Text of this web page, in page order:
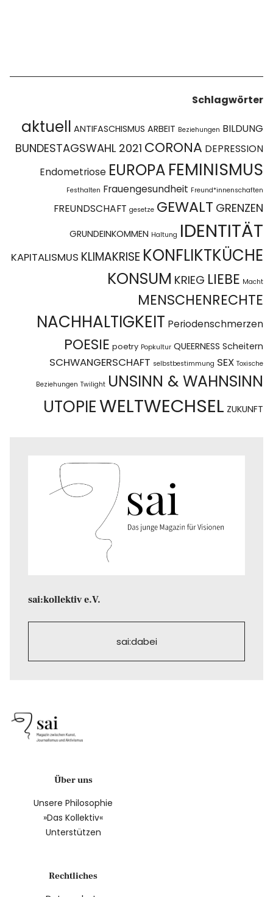
Schlagwörter
aktuell ANTIFASCHISMUS ARBEIT Beziehungen BILDUNG
BUNDESTAGSWAHL 2021 CORONA DEPRESSION
Endometriose EUROPA FEMINISMUS
Festhalten Frauengesundheit Freund*innenschaften
FREUNDSCHAFT gesetze GEWALT GRENZEN
GRUNDEINKOMMEN Haltung IDENTITÄT
KAPITALISMUS KLIMAKRISE KONFLIKTKÜCHE
KONSUM KRIEG LIEBE Macht
MENSCHENRECHTE
NACHHALTIGKEIT Periodenschmerzen
POESIE poetry Popkultur QUEERNESS Scheitern
SCHWANGERSCHAFT selbstbestimmung SEX Toxische
Beziehungen Twilight UNSINN & WAHNSINN
UTOPIEWELTWECHSEL ZUKUNFT
sai:kollektiv e.V.
sai:dabei
Über uns
Unsere Philosophie
»Das Kollektiv«
Unterstützen
Rechtliches